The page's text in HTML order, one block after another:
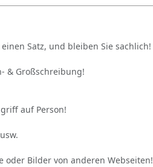
Satz, und bleiben Sie sachlich!
& Großschreibung!
auf Person!
oder Bilder von anderen Webseiten!